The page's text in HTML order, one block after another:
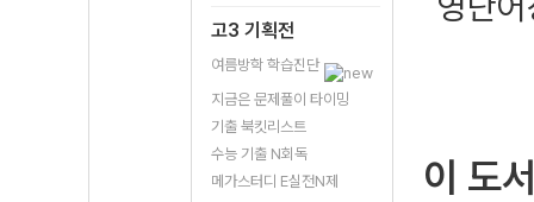
고3 기획전
여름방학 학습진단
지금은 문제풀이 타이밍
기출 북킷리스트
수능 기출 N회독
메가스터디 E실전N제
이 도